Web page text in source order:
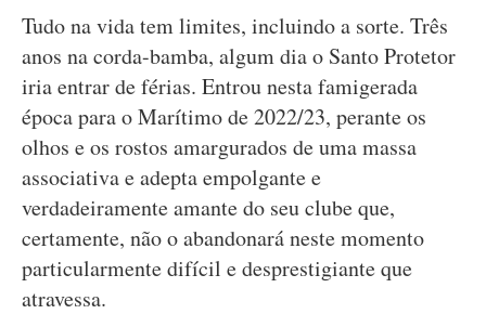
Tudo na vida tem limites, incluindo a sorte. Três
anos na corda-bamba, algum dia o Santo Protetor
iria entrar de férias. Entrou nesta famigerada
época para o Marítimo de 2022/23, perante os
olhos e os rostos amargurados de uma massa
associativa e adepta empolgante e
verdadeiramente amante do seu clube que,
certamente, não o abandonará neste momento
particularmente difícil e desprestigiante que
atravessa.